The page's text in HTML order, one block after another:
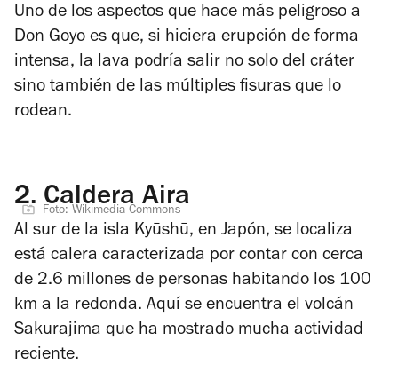
Uno de los aspectos que hace más peligroso a
Don Goyo es que, si hiciera erupción de forma
intensa, la lava podría salir no solo del cráter
sino también de las múltiples fisuras que lo
rodean.
2. Caldera Aira
Foto: Wikimedia Commons
Al sur de la isla Kyūshū, en Japón, se localiza
está calera caracterizada por contar con cerca
de 2.6 millones de personas habitando los 100
km a la redonda. Aquí se encuentra el volcán
Sakurajima que ha mostrado mucha actividad
reciente.